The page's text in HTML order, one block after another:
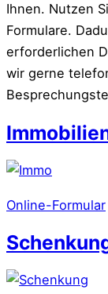
Ihnen. Nutzen
Formulare.
erforderlichen
wir gerne
Online-Formular